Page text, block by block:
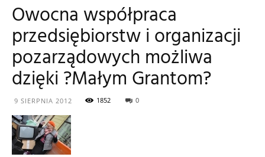
ekologiczna
Abrys
Owocna współpraca
przedsiębiorstw i organizacji
pozarządowych możliwa
dzięki ?Małym Grantom?
9 SIERPNIA 2012 1852 0